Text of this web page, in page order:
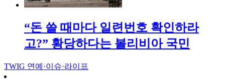
“돈 쓸 때마다 일련번호 확인하라
고?” 황당하다는 볼리비아 국민
TWIG 연예·이슈·라이프